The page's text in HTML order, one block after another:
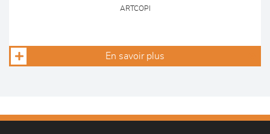
ARTCOPI
En savoir plus